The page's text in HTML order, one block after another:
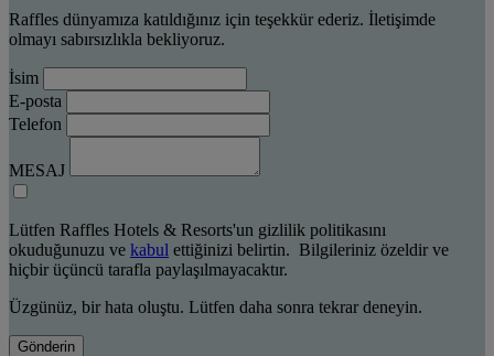
Raffles dünyamıza katıldığınız için teşekkür ederiz. İletişimde
olmayı sabırsızlıkla bekliyoruz.
İsim
E-posta
Telefon
MESAJ
Lütfen Raffles Hotels & Resorts'un gizlilik politikasını
okuduğunuzu ve kabul ettiğinizi belirtin. Bilgileriniz özeldir ve
hiçbir üçüncü tarafla paylaşılmayacaktır.
Üzgünüz, bir hata oluştu. Lütfen daha sonra tekrar deneyin.
Gönderin